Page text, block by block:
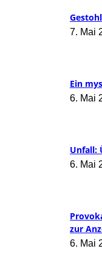
7. Mai
Ein
6. Mai
Unfall:
6. Mai
zur
6. Mai